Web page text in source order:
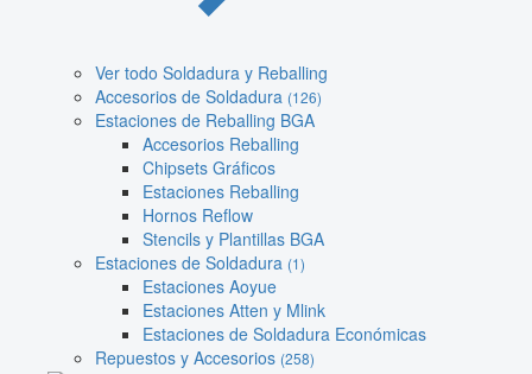
Ver todo Soldadura y Reballing
Accesorios de Soldadura (126)
Estaciones de Reballing BGA
Accesorios Reballing
Chipsets Gráficos
Estaciones Reballing
Hornos Reflow
Stencils y Plantillas BGA
Estaciones de Soldadura (1)
Estaciones Aoyue
Estaciones Atten y Mlink
Estaciones de Soldadura Económicas
Repuestos y Accesorios (258)